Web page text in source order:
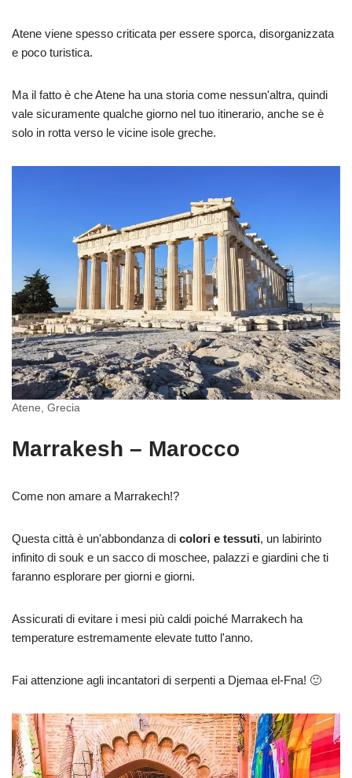
Atene viene spesso criticata per essere sporca, disorganizzata
e poco turistica.
Ma il fatto è che Atene ha una storia come nessun'altra, quindi
vale sicuramente qualche giorno nel tuo itinerario, anche se è
solo in rotta verso le vicine isole greche.
Atene, Grecia
Marrakesh – Marocco
Come non amare a Marrakech!?
Questa città è un'abbondanza di colori e tessuti, un labirinto
infinito di souk e un sacco di moschee, palazzi e giardini che ti
faranno esplorare per giorni e giorni.
Assicurati di evitare i mesi più caldi poiché Marrakech ha
temperature estremamente elevate tutto l'anno.
Fai attenzione agli incantatori di serpenti a Djemaa el-Fna! 🙂